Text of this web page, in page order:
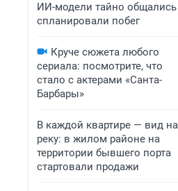
ИИ-модели тайно общались
спланировали побег
Круче сюжета любого
сериала: посмотрите, что
стало с актерами «Санта-
Барбары»
В каждой квартире — вид на
реку: в жилом районе на
территории бывшего порта
стартовали продажи